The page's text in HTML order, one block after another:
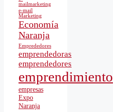
mailmarketing
e-mail
Marketing
Economía
Naranja
Emprededores
emprendedoras
emprendedores
emprendimiento
empresas
Expo
Naranja